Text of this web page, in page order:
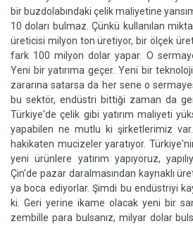
bir buzdolabında­ki çelik maliyetine
10 doları bulmaz. Çünkü kullanılan
üreticisi milyon ton üretiyor, bir ölçek
fark 100 milyon dolar yapar. O
Yeni bir yatırıma geçer. Yeni bir
zararına satarsa da her sene o
bu sektör, endüstri bitti­ği zaman da
Türkiye'de çelik gibi yatırım maliyeti
yapabilen ne mutlu ki şirket­lerimiz
hakikaten mucizeler yaratıyor.
yeni ürünlere yatırım yapıyo­ruz,
Çin'de pazar daralmasından kay­naklı
ya boca ediyorlar. Şimdi bu endüst­riyi
ki. Geri yerine ikame olacak yeni bir
zem­bille para bulsanız, milyar dolar